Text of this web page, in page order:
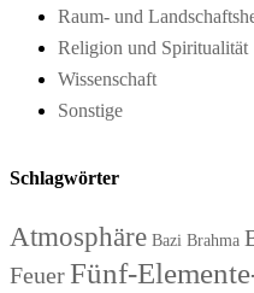
Raum- und
Religion und Spiritualität
Wissenschaft
Sonstige
Schlagwörter
Atmosphäre Bazi Brahma
FeuerFünf-